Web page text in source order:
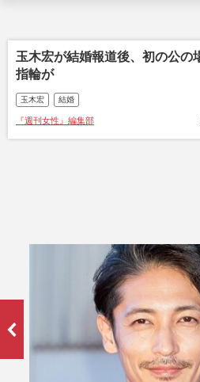
玉木宏が結婚報道後、初の公
指輪が
玉木宏 結婚
『週刊女性』編集部